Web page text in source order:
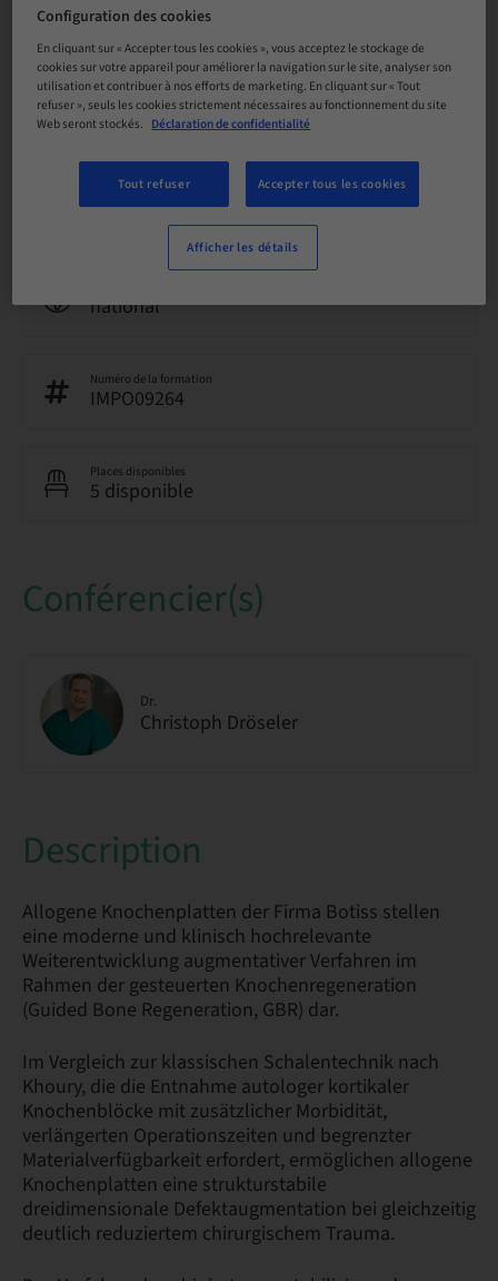
Langue
Allemand
Points
5.00 Points
Apprentissage pratique en classe
national
Numéro de la formation
IMPO09264
Places disponibles
5 disponible
Conférencier(s)
Dr.
Christoph Dröseler
Description
Allogene Knochenplatten der Firma Botiss stellen
eine moderne und klinisch hochrelevante
Weiterentwicklung augmentativer Verfahren im
Rahmen der gesteuerten Knochenregeneration
(Guided Bone Regeneration, GBR) dar.
Im Vergleich zur klassischen Schalentechnik nach
Khoury, die die Entnahme autologer kortikaler
Knochenblöcke mit zusätzlicher Morbidität,
verlängerten Operationszeiten und begrenzter
Materialverfügbarkeit erfordert, ermöglichen allogene
Knochenplatten eine strukturstabile
dreidimensionale Defektaugmentation bei gleichzeitig
deutlich reduziertem chirurgischem Trauma.
Configuration des cookies
En cliquant sur « Accepter tous les cookies », vous acceptez le stockage de
cookies sur votre appareil pour améliorer la navigation sur le site, analyser son
utilisation et contribuer à nos efforts de marketing. En cliquant sur « Tout
refuser », seuls les cookies strictement nécessaires au fonctionnement du site
Web seront stockés. Déclaration de confidentialité
Tout refuser Accepter tous les cookies
Afficher les détails